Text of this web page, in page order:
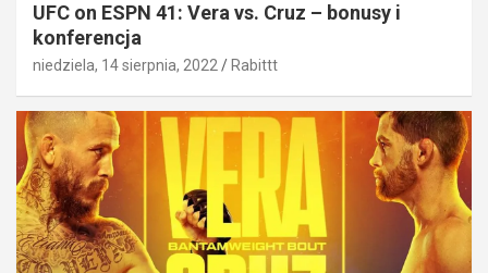
UFC on ESPN 41: Vera vs. Cruz – bonusy i
konferencja
niedziela, 14 sierpnia, 2022 Rabittt